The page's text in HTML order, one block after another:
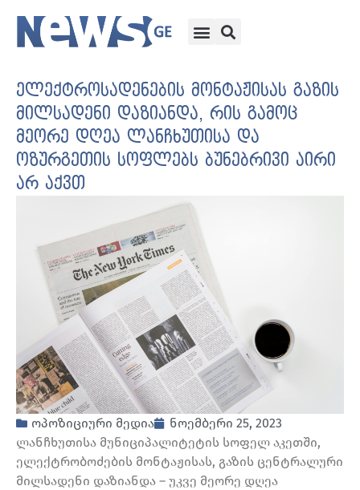
ელექტროსადენების მონტაჟისას გაზის
მილსადენი დაზიანდა, რის გამოც
მეორე დღეა ლანჩხუთისა და
ოზურგეთის სოფლებს ბუნებრივი აირი
არ აქვთ
ოპოზიციური მედია
ნოემბერი 25, 2023
ლანჩხუთისა მუნიციპალიტეტის სოფელ აკეთში,
ელექტრობოძების მონტაჟისას, გაზის ცენტრალური
მილსადენი დაზიანდა – უკვე მეორე დღეა